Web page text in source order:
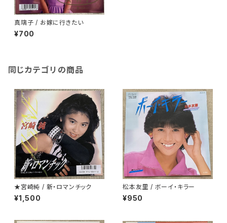
真璃子 / お嫁に行きたい
¥700
同じカテゴリの商品
★宮崎純 / 新・ロマンチック
¥1,500
松本友里 / ボーイ・キラー
¥950